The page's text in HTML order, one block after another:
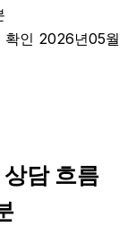
확인 2026년05월
담 흐름